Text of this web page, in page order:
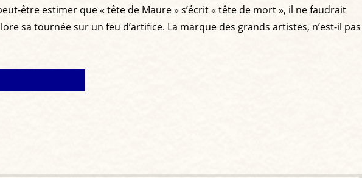
être estimer que « tête de Maure » s’écrit « tête de mort », il ne faudrait
sa tournée sur un feu d’artifice. La marque des grands artistes, n’est-il pas